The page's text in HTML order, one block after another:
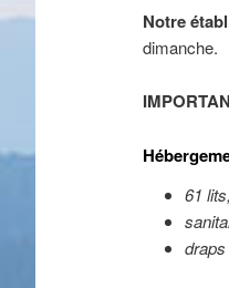
Notre
dimanche.
61